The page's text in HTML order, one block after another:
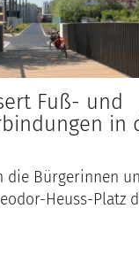
Fuß- und
in
die Bürgerinnen
Heuss-Platz